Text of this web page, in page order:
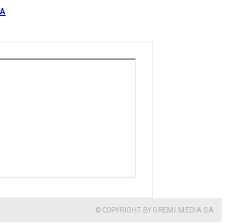
© COPYRIGHT BY GREMI MEDIA SA